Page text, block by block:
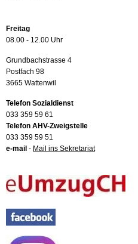
Freitag
08.00 - 12.00 Uhr
Grundbachstrasse 4
Postfach 98
3665 Wattenwil
Telefon Sozialdienst
033 359 59 61
Telefon AHV-Zweigstelle
033 359 59 51
e-mail - Mail ins Sekretariat